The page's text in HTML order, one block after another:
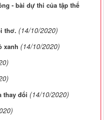
- bài dự thi của tập thể
thơ. (14/10/2020)
xanh (14/10/2020)
thay đổi (14/10/2020)